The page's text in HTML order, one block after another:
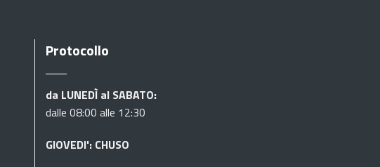
Protocollo
da LUNEDÌ al SABATO:
dalle 08:00 alle 12:30
GIOVEDI': CHUSO